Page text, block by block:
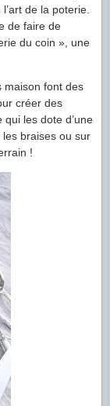
de la poterie.
de faire de
du coin », une
maison font des
créer des
les dote d’une
braises ou sur
!